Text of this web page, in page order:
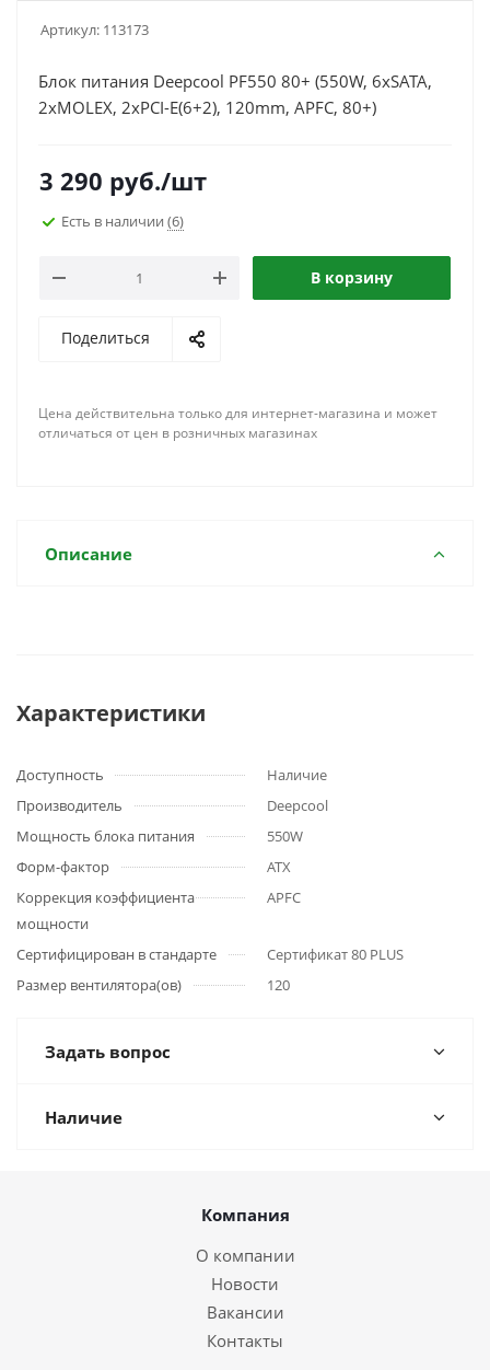
Артикул: 113173
Блок питания Deepcool PF550 80+ (550W, 6xSATA,
2xMOLEX, 2xPCI-E(6+2), 120mm, APFC, 80+)
3 290 руб./шт
Есть в наличии (6)
В корзину
Поделиться
Цена действительна только для интернет-магазина и может
отличаться от цен в розничных магазинах
Описание
Характеристики
Доступность
Наличие
Производитель
Deepcool
Мощность блока питания
550W
Форм-фактор
ATX
Коррекция коэффициента
мощности
APFC
Сертифицирован в стандарте
Сертификат 80 PLUS
Размер вентилятора(ов)
120
Задать вопрос
Наличие
Компания
О компании
Новости
Вакансии
Контакты